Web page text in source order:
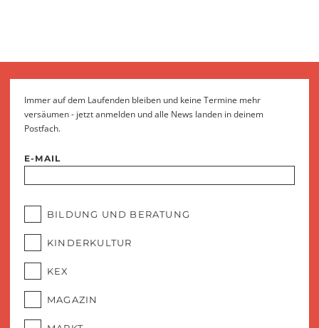
Immer auf dem Laufenden bleiben und keine Termine mehr
versäumen - jetzt anmelden und alle News landen in deinem
Postfach.
E-MAIL
BILDUNG UND BERATUNG
KINDERKULTUR
KEX
MAGAZIN